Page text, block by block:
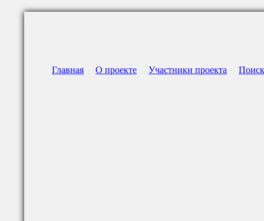
Главная О проекте Участники проекта Поиск